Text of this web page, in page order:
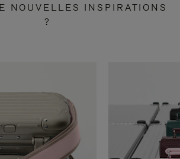
NOUVELLES INSPIRATIONS
?